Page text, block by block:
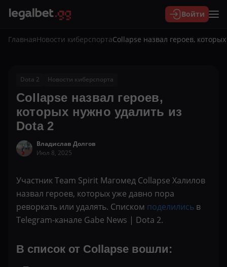
Войти
ГлавнаяНовости киберспортаCollapse назвал героев,
Dota 2 Новости киберспорта
Collapse назвал героев,
которых нужно удалить из
Dota 2
Владислав Долгов
Июл 8, 2025
Участник Team Spirit Магомед Collapse Халилов
назвал героев, которых уже давно пора
реворкать или удалять. Списком поделились в
Telegram-канале Gabe News | Dota 2.
В список от Collapse вошли: